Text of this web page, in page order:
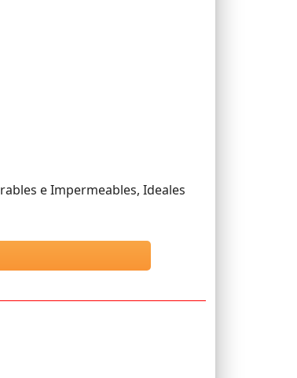
e Impermeables, Ideales